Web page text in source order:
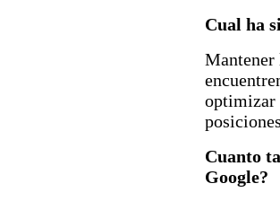
Cual ha
Mantener
optimizar
Cuanto
Google?